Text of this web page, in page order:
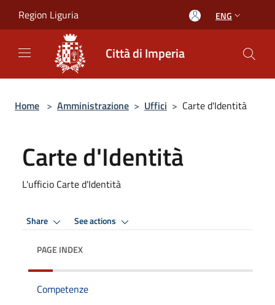
Region Liguria ENG
Città di Imperia
Home > Amministrazione > Uffici > Carte d'Identità
Carte d'Identità
L'ufficio Carte d'Identità
Share See actions
PAGE INDEX
Competenze